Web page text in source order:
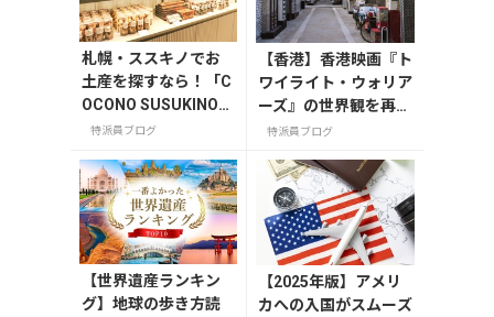
札幌・ススキノでお
土産を探すなら！「C
OCONO SUSUKINO」
お土産編
特派員ブログ
【香港】香港映画『ト
ワイライト・ウォリア
ーズ』の世界観を再現
した展覧会が九龍城砦
公園で開催中
特派員ブログ
【世界遺産ランキン
グ】地球の歩き方読
【2025年版】アメリ
カへの入国がスムーズ